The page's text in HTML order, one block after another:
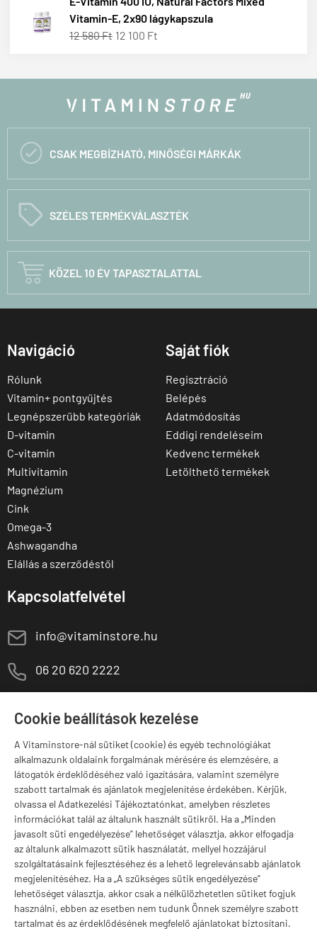
Cookie beállítások kezelése
A Vitaminstore-nál sütiket (cookie) és egyéb technológiákat
alkalmazunk oldalaink forgalmának mérésére és elemzésére, a
látogatók érdeklődéséhez való igazítására, valamint személyre
szabott tartalmak és ajánlatok megjelenítése érdekében. Kérjük,
olvassa el Adatkezelési Tájékoztatónkat, amelyben részletes
információkat talál az általunk használt sütikről. Ha a „Minden
javasolt süti engedélyezése” lehetőséget választja, akkor elfogadja
az általunk alkalmazott sütik használatát, mellyel hozzájárul
szolgáltatásaink fejlesztéséhez és a lehető legrelevánsabb ajánlatok
megjelenítéséhez. Ha a „A szükséges sütik engedélyezése”
lehetőséget választja, akkor csak a nélkülözhetetlen sütiket fogjuk
használni, ebben az esetben nem tudunk Önnek személyre szabott
tartalmat és az érdeklődésének megfelelő ajánlatokat biztosítani.
Vitamin-E, 2x90 lágykapszula
12 580 Ft 12 100 Ft
 CSAK MEGBÍZHATÓ, MINŐSÉGI MÁRKÁK
C SZÉLES TERMÉKVÁLASZTÉK
 KÖZEL 10 ÉV TAPASZTALATTAL
Navigáció
Rólunk
Vitamin+ pontgyűjtés
Legnépszerűbb kategóriák
D-vitamin
C-vitamin
Multivitamin
Magnézium
Cink
Omega-3
Ashwagandha
Elállás a szerződéstől
Saját fiók
Regisztráció
Belépés
Adatmódosítás
Eddigi rendeléseim
Kedvenc termékek
Letölthető termékek
Kapcsolatfelvétel
E info@vitaminstore.hu
M 06 20 620 2222
Szugló u. 83-85.
Márkák
Valuta választás